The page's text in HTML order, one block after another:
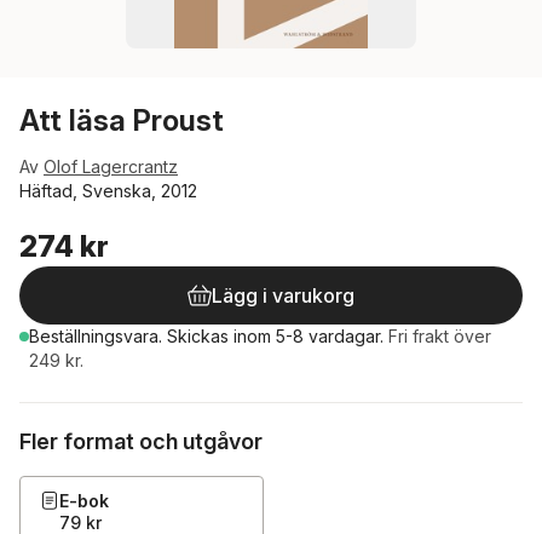
Att läsa Proust
Av Olof Lagercrantz
Häftad, Svenska, 2012
274 kr
Lägg i varukorg
Beställningsvara. Skickas inom 5-8 vardagar. Fri frakt över
249 kr.
Fler format och utgåvor
E-bok
79 kr